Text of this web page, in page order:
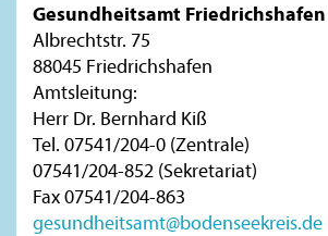
Gesundheitsamt Friedrichshafen
Albrechtstr. 75
88045 Friedrichshafen
Amtsleitung:
Herr Dr. Bernhard Kiß
Tel. 07541/204-0 (Zentrale)
07541/204-852 (Sekretariat)
Fax 07541/204-863
gesundheitsamt@bodenseekreis.de